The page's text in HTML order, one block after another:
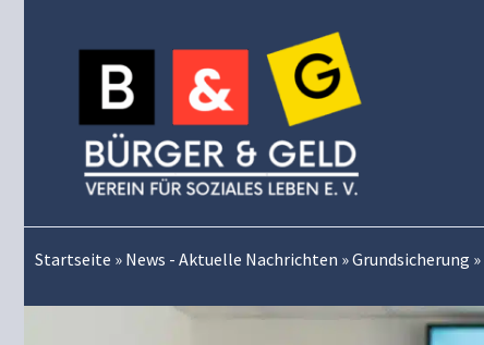
Startseite » News - Aktuelle Nachrichten »Grundsicherung »